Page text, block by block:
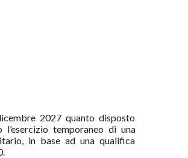
2027 quanto disposto
temporaneo di una
in base ad una qualifica